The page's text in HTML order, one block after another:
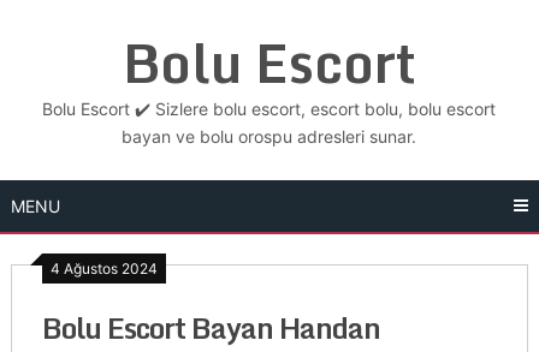
Bolu Escort
Bolu Escort ✔️ Sizlere bolu escort, escort bolu, bolu escort
bayan ve bolu orospu adresleri sunar.
MENU
4 Ağustos 2024
Bolu Escort Bayan Handan